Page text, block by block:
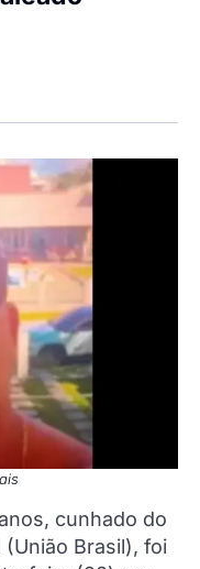
cunhado do
Brasil), foi